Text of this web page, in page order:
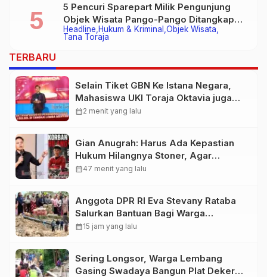
Headline Hukum & Kriminal Objek Wisata
Tana Toraja
5 Pencuri Sparepart Milik Pengunjung
Objek Wisata Pango-Pango Ditangkap
Polisi
TERBARU
Selain Tiket GBN Ke Istana Negara,
Mahasiswa UKI Toraja Oktavia juga
Lolos ke Pekan Seni Mahasiswa
calendar_month2 menit yang lalu
Gian Anugrah: Harus Ada Kepastian
Hukum Hilangnya Stoner, Agar
Keluarga tidak Larut dalam Trauma
calendar_month47 menit yang lalu
Anggota DPR RI Eva Stevany Rataba
Salurkan Bantuan Bagi Warga
Terdampak Longsor di Buntu Pepasan
calendar_month15 jam yang lalu
Sering Longsor, Warga Lembang
Gasing Swadaya Bangun Plat Deker